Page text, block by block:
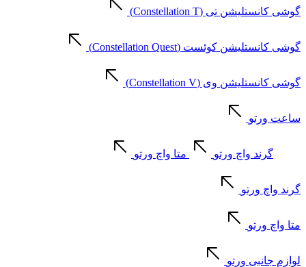
گوشی کانستلیشن تی (Constellation T)
گوشی کانستلیشن کوئست (Constellation Quest)
گوشی کانستلیشن وی (Constellation V)
ساعت ورتو
گرند واچ ورتو متا واچ ورتو
گرند واچ ورتو
متا واچ ورتو
لوازم جانبی ورتو